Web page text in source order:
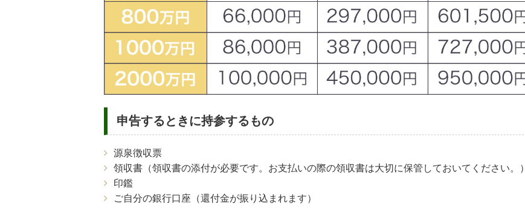
申告するときに持参するもの
源泉徴収票
領収書（領収書の添付が必要です。お支払いの際の領収書は大切に保管しておいてください。）
印鑑
ご自分の銀行口座（還付金が振り込まれます）